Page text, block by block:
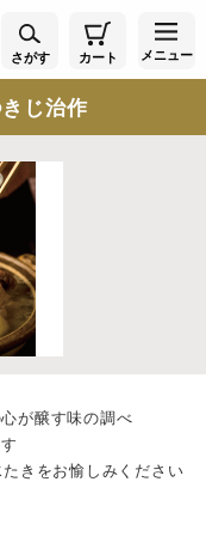
さがす カート メニュー
じ治作
が醸す味の調べ
きをお愉しみください